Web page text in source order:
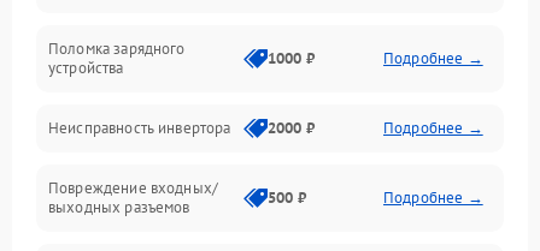
Механические повреждения
Поломка зарядного
устройства
1000 ₽ Подробнее →
Неисправность инвертора 2000 ₽ Подробнее →
Повреждение входных/
выходных разъемов
500 ₽ Подробнее →